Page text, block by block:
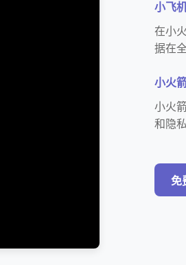
小飞
在小
据在
小火
小火
和隐
免